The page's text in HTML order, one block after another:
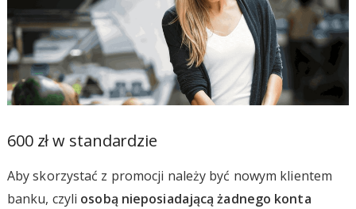
600 zł w standardzie
Aby skorzystać z promocji należy być nowym klientem
banku, czyli osobą nieposiadającą żadnego konta